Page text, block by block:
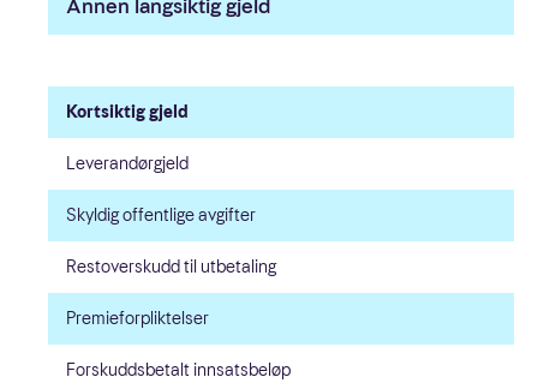
Kortsiktig gjeld
Leverandørgjeld
Skyldig offentlige avgifter
Restoverskudd til utbetaling
Premieforpliktelser
Forskuddsbetalt innsatsbeløp